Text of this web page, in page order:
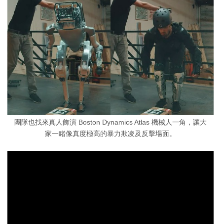
團隊也找來真人飾演 Boston Dynamics Atlas 機械人一角，讓大
家一睹像真度極高的暴力欺凌及反擊場面。